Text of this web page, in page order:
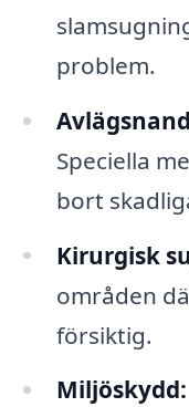
problem.
Speciella
bort
Kirurgisk
områden
försiktig.
Miljöskydd: